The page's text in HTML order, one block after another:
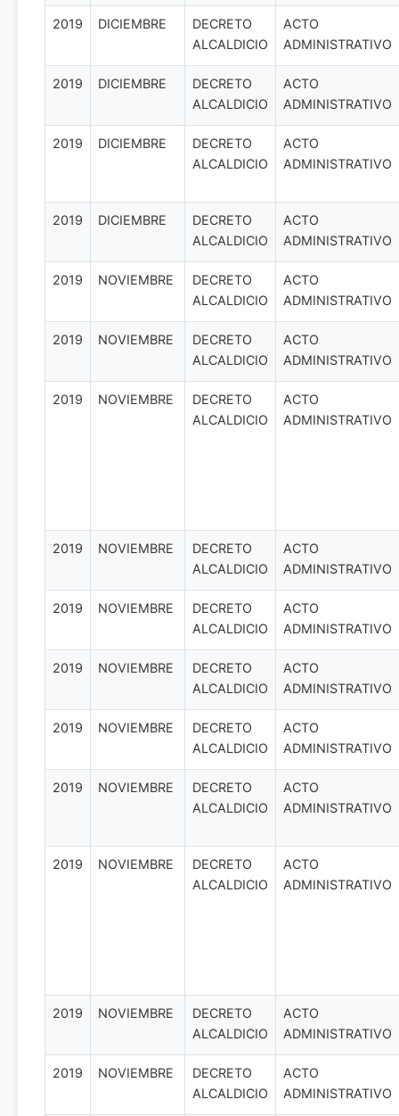
2019 DICIEMBRE
DECRETO
ALCALDICIO
ACTO
ADMINISTRATIVO
2019 DICIEMBRE
DECRETO
ALCALDICIO
ACTO
ADMINISTRATIVO
2019 DICIEMBRE
DECRETO
ALCALDICIO
ACTO
ADMINISTRATIVO
2019 DICIEMBRE
DECRETO
ALCALDICIO
ACTO
ADMINISTRATIVO
2019 NOVIEMBRE
DECRETO
ALCALDICIO
ACTO
ADMINISTRATIVO
2019 NOVIEMBRE
DECRETO
ALCALDICIO
ACTO
ADMINISTRATIVO
2019 NOVIEMBRE
DECRETO
ALCALDICIO
ACTO
ADMINISTRATIVO
2019 NOVIEMBRE
DECRETO
ALCALDICIO
ACTO
ADMINISTRATIVO
2019 NOVIEMBRE
DECRETO
ALCALDICIO
ACTO
ADMINISTRATIVO
2019 NOVIEMBRE
DECRETO
ALCALDICIO
ACTO
ADMINISTRATIVO
2019 NOVIEMBRE
DECRETO
ALCALDICIO
ACTO
ADMINISTRATIVO
2019 NOVIEMBRE
DECRETO
ALCALDICIO
ACTO
ADMINISTRATIVO
2019 NOVIEMBRE
DECRETO
ALCALDICIO
ACTO
ADMINISTRATIVO
2019 NOVIEMBRE
DECRETO
ALCALDICIO
ACTO
ADMINISTRATIVO
2019 NOVIEMBRE
DECRETO
ALCALDICIO
ACTO
ADMINISTRATIVO